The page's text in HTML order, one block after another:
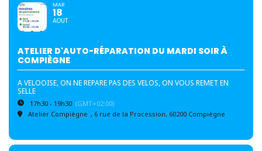
MAR
18
AOUT
ATELIER D'AUTO-RÉPARATION DU MARDI SOIR À
COMPIÈGNE
A VELOOISE, ON NE REPARE PAS DES VELOS, ON VOUS REMET EN
SELLE
17h30 - 19h30 (GMT+02:00)
Atelier Compiègne , 6 rue de la Procession, 60200 Compiègne